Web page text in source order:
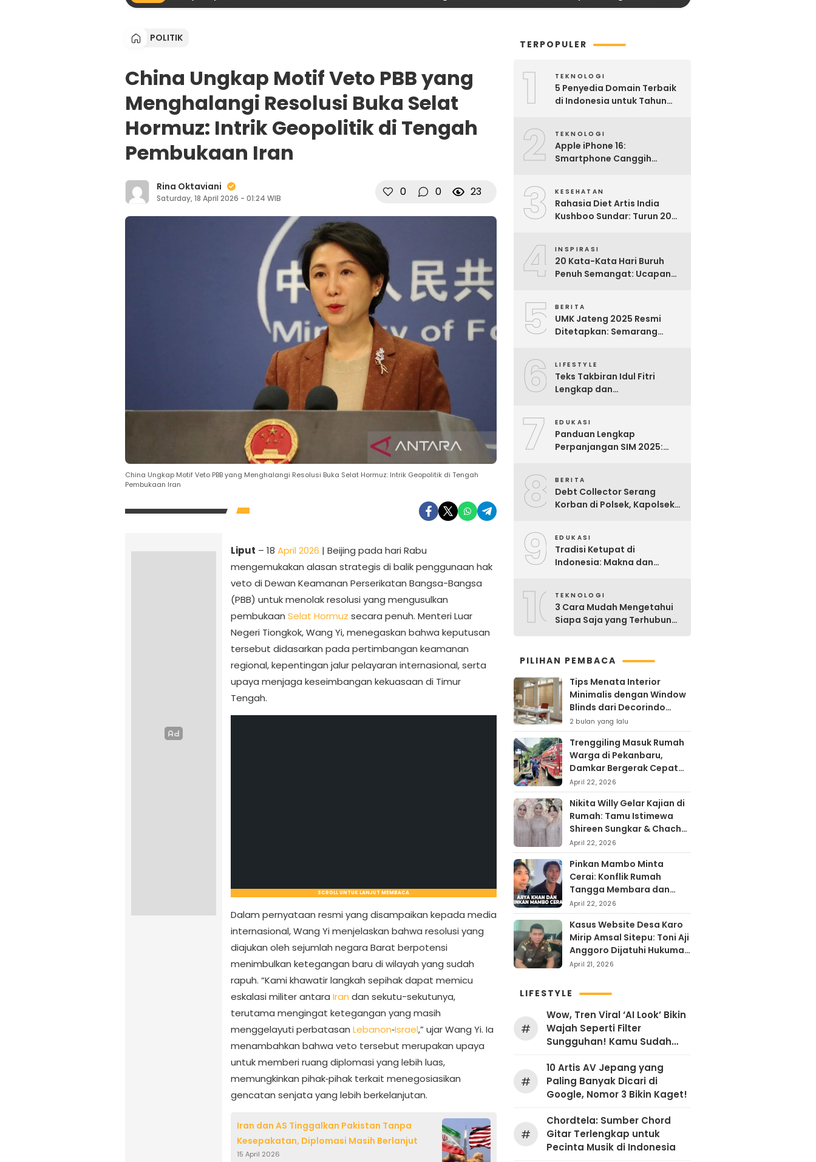
POLITIK
China Ungkap Motif Veto PBB yang
Menghalangi Resolusi Buka Selat
Hormuz: Intrik Geopolitik di Tengah
Pembukaan Iran
Rina Oktaviani
Saturday, 18 April 2026 - 01:24 WIB 0 0 23
China Ungkap Motif Veto PBB yang Menghalangi Resolusi Buka Selat Hormuz: Intrik Geopolitik di Tengah
Pembukaan Iran
Liput – 18 April 2026 | Beijing pada hari Rabu
mengemukakan alasan strategis di balik penggunaan hak
veto di Dewan Keamanan Perserikatan Bangsa-Bangsa
(PBB) untuk menolak resolusi yang mengusulkan
pembukaan Selat Hormuz secara penuh. Menteri Luar
Negeri Tiongkok, Wang Yi, menegaskan bahwa keputusan
tersebut didasarkan pada pertimbangan keamanan
regional, kepentingan jalur pelayaran internasional, serta
upaya menjaga keseimbangan kekuasaan di Timur
Tengah.
SCROLL UNTUK LANJUT MEMBACA
Dalam pernyataan resmi yang disampaikan kepada media
internasional, Wang Yi menjelaskan bahwa resolusi yang
diajukan oleh sejumlah negara Barat berpotensi
menimbulkan ketegangan baru di wilayah yang sudah
rapuh. “Kami khawatir langkah sepihak dapat memicu
eskalasi militer antara Iran dan sekutu-sekutunya,
terutama mengingat ketegangan yang masih
menggelayuti perbatasan Lebanon‑Israel,” ujar Wang Yi. Ia
menambahkan bahwa veto tersebut merupakan upaya
untuk memberi ruang diplomasi yang lebih luas,
memungkinkan pihak‑pihak terkait menegosiasikan
gencatan senjata yang lebih berkelanjutan.
Iran dan AS Tinggalkan Pakistan Tanpa
Kesepakatan, Diplomasi Masih Berlanjut
15 April 2026
TERPOPULER
1 TEKNOLOGI
5 Penyedia Domain Terbaik
di Indonesia untuk Tahun
2 TEKNOLOGI
Apple iPhone 16:
Smartphone Canggih
3 KESEHATAN
Rahasia Diet Artis India
Kushboo Sundar: Turun 20
4 INSPIRASI
20 Kata-Kata Hari Buruh
Penuh Semangat: Ucapan
5 BERITA
UMK Jateng 2025 Resmi
Ditetapkan: Semarang
6 LIFESTYLE
Teks Takbiran Idul Fitri
Lengkap dan
7 EDUKASI
Panduan Lengkap
Perpanjangan SIM 2025:
8 BERITA
Debt Collector Serang
Korban di Polsek, Kapolsek
9 EDUKASI
Tradisi Ketupat di
Indonesia: Makna dan
10TEKNOLOGI
3 Cara Mudah Mengetahui
Siapa Saja yang Terhubung
PILIHAN PEMBACA
Tips Menata Interior
Minimalis dengan Window
Blinds dari Decorindo
Perkasa
2 bulan yang lalu
Trenggiling Masuk Rumah
Warga di Pekanbaru,
Damkar Bergerak Cepat
Lakukan Evakuasi Aman
April 22, 2026
Nikita Willy Gelar Kajian di
Rumah: Tamu Istimewa
Shireen Sungkar & Chacha
Frederika, Rayakan Hari
Kartini dengan
Kehangatan
April 22, 2026
Pinkan Mambo Minta
Cerai: Konflik Rumah
Tangga Membara dan
Kontroversi Uang Endorse
Arya Khan
April 22, 2026
Kasus Website Desa Karo
Mirip Amsal Sitepu: Toni Aji
Anggoro Dijatuhi Hukuman
Penjara
April 21, 2026
LIFESTYLE
#
Wow, Tren Viral ‘AI Look’ Bikin
Wajah Seperti Filter
Sungguhan! Kamu Sudah
#
10 Artis AV Jepang yang
Paling Banyak Dicari di
Google, Nomor 3 Bikin Kaget!
#
Chordtela: Sumber Chord
Gitar Terlengkap untuk
Pecinta Musik di Indonesia